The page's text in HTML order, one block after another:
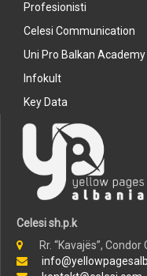
Profesionisti
Celesi Communication
Uni Pro Balkan Academy
Infokult
Key Data
Celesi sh.p.k
Rr. “Kavajës”, Condor